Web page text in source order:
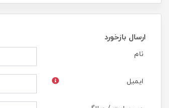
ارسال بازخورد
نام
ایمیل